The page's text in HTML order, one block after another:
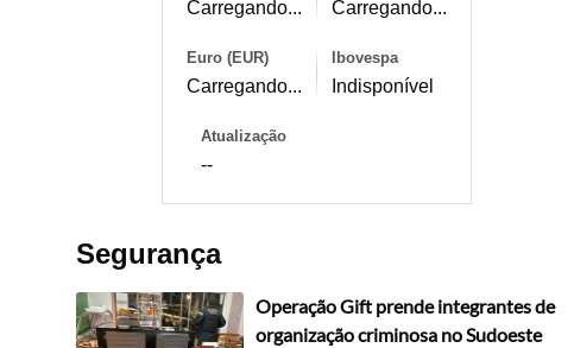
Carregando... Carregando...
Euro (EUR)
Carregando...
Ibovespa
Indisponível
Atualização
--
Segurança
Operação Gift prende integrantes de
organização criminosa no Sudoeste